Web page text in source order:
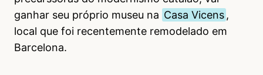
ganhar seu próprio museu na Casa Vicens ,
local que foi recentemente remodelado em
Barcelona.